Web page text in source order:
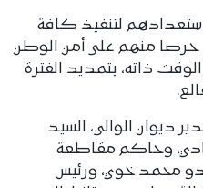
لتنفيذ كافة
حرصا منهم على أمن الوطن
ذاته، بتمديد الفترة
ديوان الوالي، السيد
وحاكم مقاطعة
محمد خوي، ورئيس